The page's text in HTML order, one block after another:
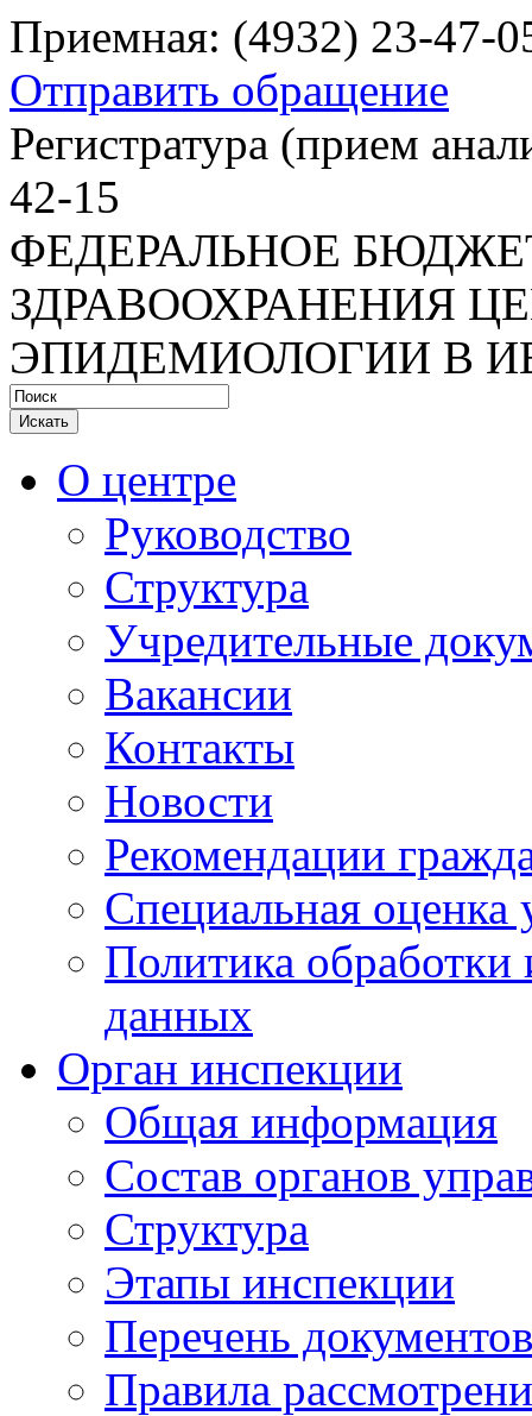
Приемная: (4932) 23-47-
Отправить обращение
Регистратура (прием
42-15
ФЕДЕРАЛЬНОЕ
ЗДРАВООХРАНЕНИЯ
ЭПИДЕМИОЛОГИИ В
Искать
О центре
Руководство
Структура
Учредительные
Вакансии
Контакты
Новости
Рекомендации
Специальная
Политика
данных
Орган инспекции
Общая информация
Состав органов
Структура
Этапы инспекции
Перечень документов
Правила